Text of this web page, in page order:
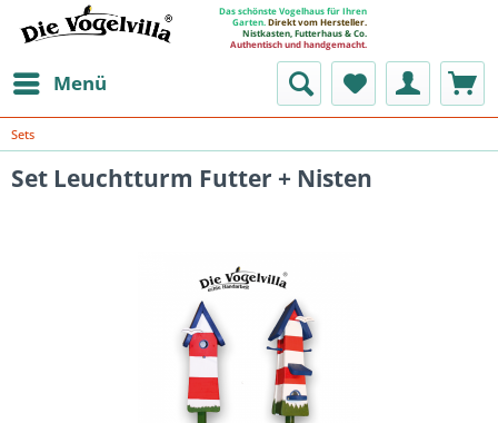
Das schönste Vogelhaus für Ihren
Garten. Direkt vom Hersteller.
Nistkasten, Futterhaus & Co.
Authentisch und handgemacht.
Menü
Sets
Set Leuchtturm Futter + Nisten